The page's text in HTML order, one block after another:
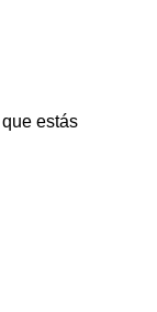
estás
de Lima.